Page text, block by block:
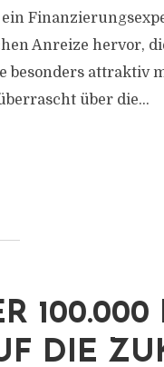
Anreize hervor,
besonders attraktiv
über die...
100.000
DIE